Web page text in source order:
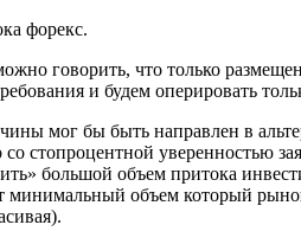
форекс.
говорить, что только
и будем оперировать
мог бы быть направлен в
стопроцентной уверенностью
большой объем притока
минимальный объем который